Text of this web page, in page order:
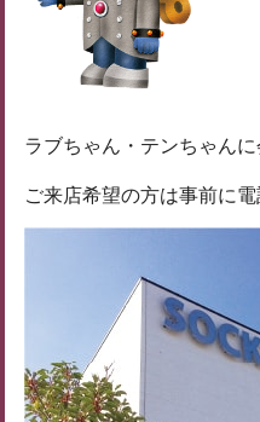
ラブちゃん・テンちゃん
ご来店希望の方は事前に